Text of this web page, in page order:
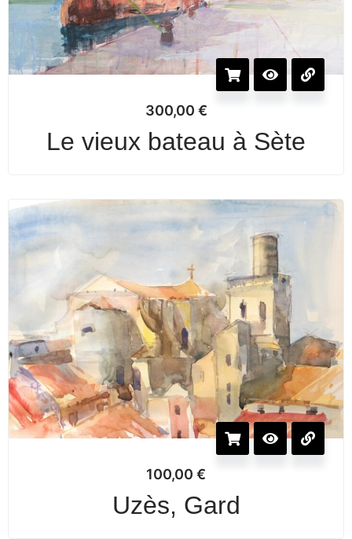
300,00 €
Le vieux bateau à Sète
100,00 €
Uzès, Gard